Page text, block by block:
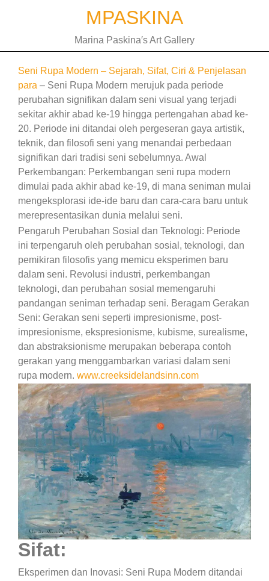
MPASKINA
Marina Paskina′s Art Gallery
Seni Rupa Modern – Sejarah, Sifat, Ciri & Penjelasan
para – Seni Rupa Modern merujuk pada periode
perubahan signifikan dalam seni visual yang terjadi
sekitar akhir abad ke-19 hingga pertengahan abad ke-
20. Periode ini ditandai oleh pergeseran gaya artistik,
teknik, dan filosofi seni yang menandai perbedaan
signifikan dari tradisi seni sebelumnya. Awal
Perkembangan: Perkembangan seni rupa modern
dimulai pada akhir abad ke-19, di mana seniman mulai
mengeksplorasi ide-ide baru dan cara-cara baru untuk
merepresentasikan dunia melalui seni.
Pengaruh Perubahan Sosial dan Teknologi: Periode
ini terpengaruh oleh perubahan sosial, teknologi, dan
pemikiran filosofis yang memicu eksperimen baru
dalam seni. Revolusi industri, perkembangan
teknologi, dan perubahan sosial memengaruhi
pandangan seniman terhadap seni. Beragam Gerakan
Seni: Gerakan seni seperti impresionisme, post-
impresionisme, ekspresionisme, kubisme, surealisme,
dan abstraksionisme merupakan beberapa contoh
gerakan yang menggambarkan variasi dalam seni
rupa modern. www.creeksidelandsinn.com
Sifat:
Eksperimen dan Inovasi: Seni Rupa Modern ditandai